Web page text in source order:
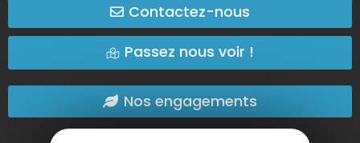
Contactez-nous
Passez nous voir !
Nos engagements